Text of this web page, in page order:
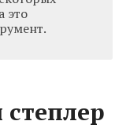
это